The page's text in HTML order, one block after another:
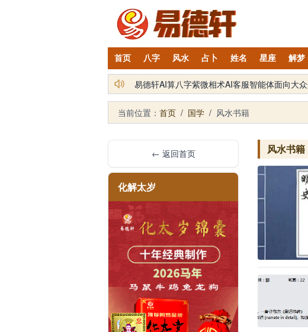
首页 八字 风水 占卜 姓名 星座 解梦
铁笔居士简介及服务项目
当前位置： 首页 / 国学 / 风水书籍
← 返回首页
化解太岁
风水书籍